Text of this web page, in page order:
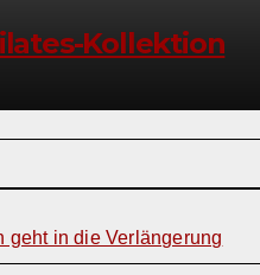
Kollektion
geht in die Verlängerung